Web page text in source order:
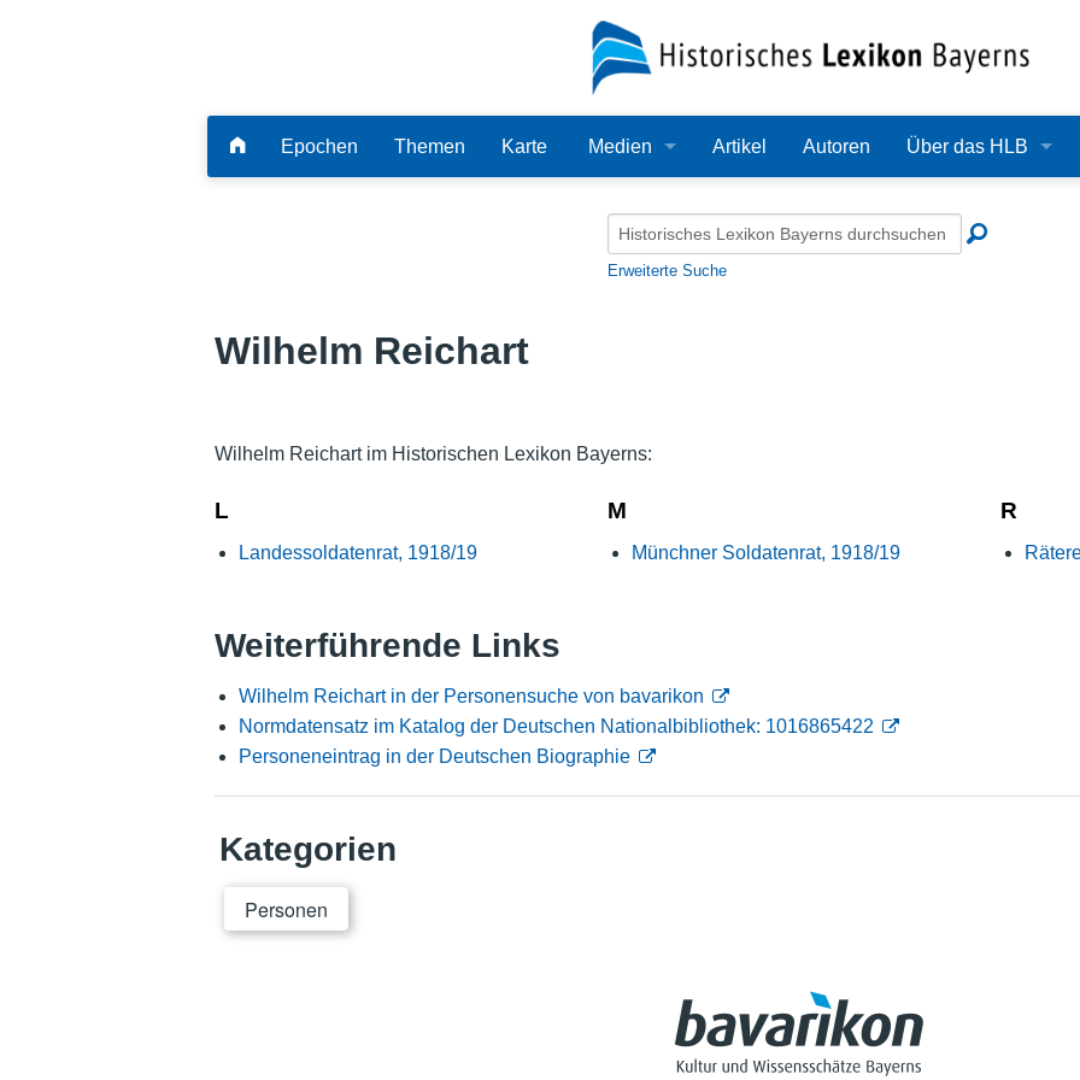
Epochen Themen Karte Medien
Audio
Artikel Autoren Über das HLB
Redaktion
Erweiterte Suche
Wilhelm Reichart
Wilhelm Reichart im Historischen Lexikon Bayerns:
L
Landessoldatenrat, 1918/19
M
Münchner Soldatenrat, 1918/19
R
Weiterführende Links
Wilhelm Reichart in der Personensuche von bavarikon
Normdatensatz im Katalog der Deutschen Nationalbibliothek: 1016865422
Personeneintrag in der Deutschen Biographie
Kategorien
Personen